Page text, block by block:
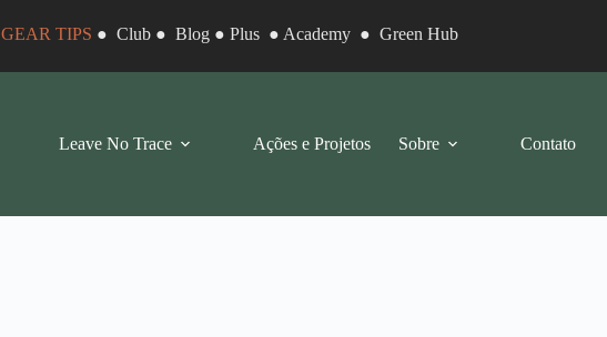
GEAR TIPS ● Club● Blog● Plus● Academy● Green Hub
Leave No Trace Ações e Projetos Sobre Contato